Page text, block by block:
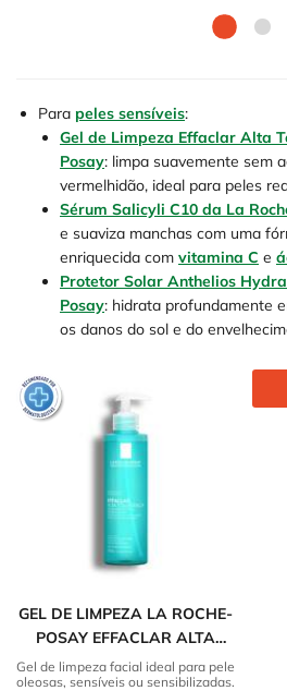
Para peles sensíveis:
Gel de Limpeza Effaclar Alta
Posay: limpa suavemente sem
vermelhidão, ideal para peles
Sérum Salicyli C10 da La
e suaviza manchas com uma
enriquecida com vitamina C e
Protetor Solar Anthelios
Posay: hidrata profundamente
os danos do sol e do
GEL DE LIMPEZA LA ROCHE-
POSAY EFFACLAR ALTA
TOLERÂNCIA
Gel de limpeza facial ideal para pele
oleosas, sensíveis ou sensibilizadas.